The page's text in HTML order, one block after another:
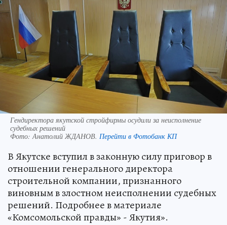
Гендиректора якутской стройфирмы осудили за неисполнение
судебных решений
Фото:Анатолий ЖДАНОВ. Перейти в Фотобанк КП
В Якутске вступил в законную силу приговор в
отношении генерального директора
строительной компании, признанного
виновным в злостном неисполнении судебных
решений. Подробнее в материале
«Комсомольской правды» - Якутия».